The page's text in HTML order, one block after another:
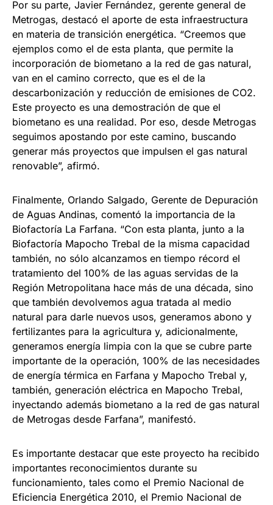
Por su parte, Javier Fernández, gerente general de
Metrogas, destacó el aporte de esta infraestructura
en materia de transición energética. “Creemos que
ejemplos como el de esta planta, que permite la
incorporación de biometano a la red de gas natural,
van en el camino correcto, que es el de la
descarbonización y reducción de emisiones de CO2.
Este proyecto es una demostración de que el
biometano es una realidad. Por eso, desde Metrogas
seguimos apostando por este camino, buscando
generar más proyectos que impulsen el gas natural
renovable”, afirmó.
Finalmente, Orlando Salgado, Gerente de Depuración
de Aguas Andinas, comentó la importancia de la
Biofactoría La Farfana. “Con esta planta, junto a la
Biofactoría Mapocho Trebal de la misma capacidad
también, no sólo alcanzamos en tiempo récord el
tratamiento del 100% de las aguas servidas de la
Región Metropolitana hace más de una década, sino
que también devolvemos agua tratada al medio
natural para darle nuevos usos, generamos abono y
fertilizantes para la agricultura y, adicionalmente,
generamos energía limpia con la que se cubre parte
importante de la operación, 100% de las necesidades
de energía térmica en Farfana y Mapocho Trebal y,
también, generación eléctrica en Mapocho Trebal,
inyectando además biometano a la red de gas natural
de Metrogas desde Farfana”, manifestó.
Es importante destacar que este proyecto ha recibido
importantes reconocimientos durante su
funcionamiento, tales como el Premio Nacional de
Eficiencia Energética 2010, el Premio Nacional de